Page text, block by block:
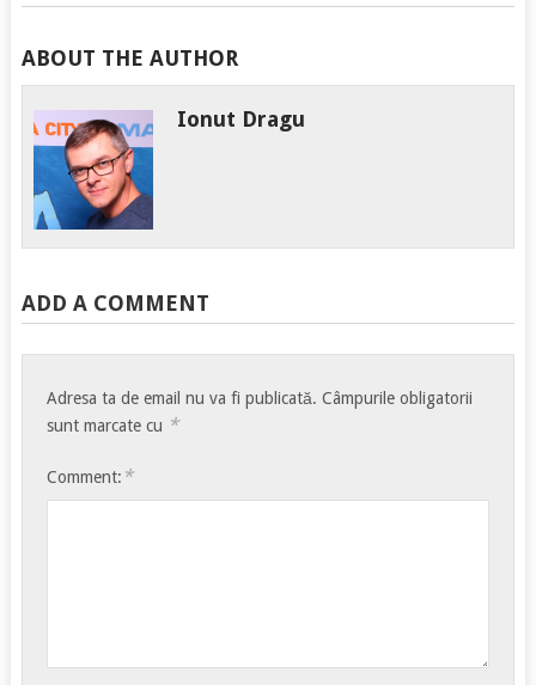
ABOUT THE AUTHOR
Ionut Dragu
ADD A COMMENT
Adresa ta de email nu va fi publicată. Câmpurile obligatorii
sunt marcate cu *
Comment: *